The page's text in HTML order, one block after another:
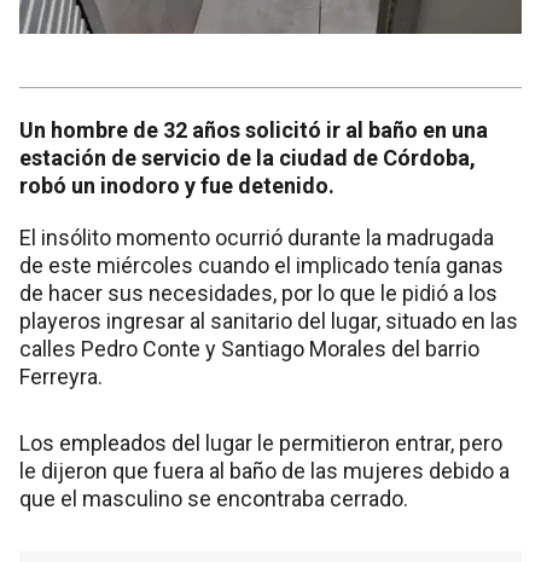
Un hombre de 32 años solicitó ir al baño en una
estación de servicio de la ciudad de Córdoba,
robó un inodoro y fue detenido.
El insólito momento ocurrió durante la madrugada
de este miércoles cuando el implicado tenía ganas
de hacer sus necesidades, por lo que le pidió a los
playeros ingresar al sanitario del lugar, situado en las
calles Pedro Conte y Santiago Morales del barrio
Ferreyra.
Los empleados del lugar le permitieron entrar, pero
le dijeron que fuera al baño de las mujeres debido a
que el masculino se encontraba cerrado.